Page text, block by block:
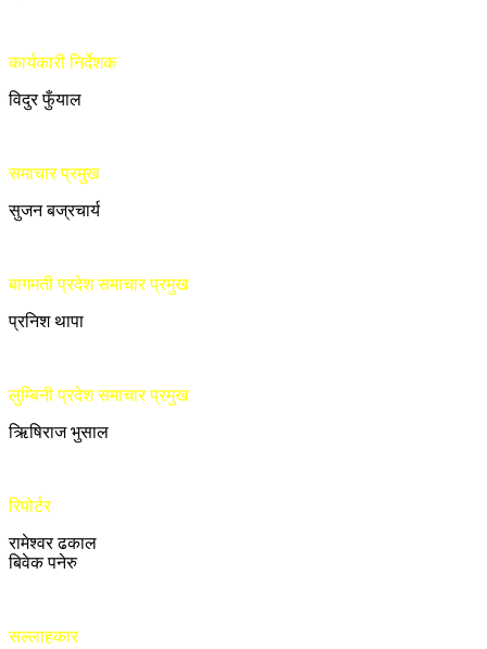
कार्यकारी निर्देशक
विदुर फुँयाल
समाचार प्रमुख
सुजन बज्रचार्य
बागमती प्रदेश समाचार प्रमुख
प्रनिश थापा
लुम्बिनी प्रदेश समाचार प्रमुख
ऋिषिराज भुसाल
रिपोर्टर
रामेश्वर ढकाल
बिवेक पनेरु
सल्लाहकार